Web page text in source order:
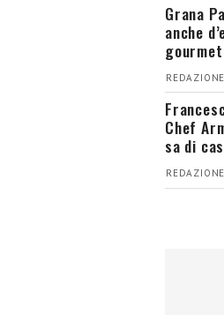
Grana
anche
gourmet
Chef
sa di